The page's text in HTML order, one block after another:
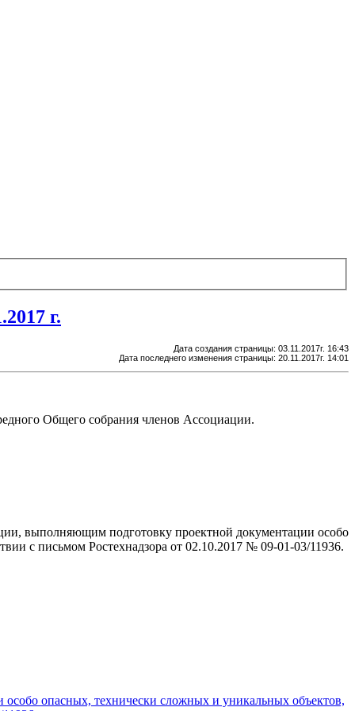
г.
Дата создания страницы: 03.11.2017г. 16:43
Дата последнего изменения страницы: 20.11.2017г. 14:01
Общего собрания членов Ассоциации.
выполняющим подготовку проектной документации особо
с письмом Ростехнадзора от 02.10.2017 № 09-01-03/11936.
опасных, технически сложных и уникальных объектов,